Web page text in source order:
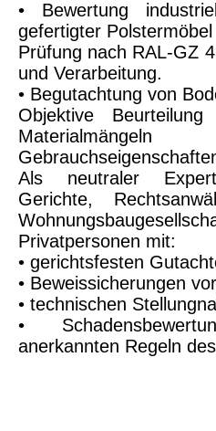
• Bewertung
gefertigter Polstermöbel
Prüfung nach RAL-GZ
und Verarbeitung.
• Begutachtung von
Objektive
Als neutraler
Gerichte,
Privatpersonen mit:
• gerichtsfesten
• Beweissicherungen
• technischen
•
anerkannten Regeln